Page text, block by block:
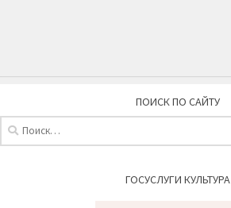
ПОИСК ПО САЙТУ
ГОСУСЛУГИ КУЛЬТУРА